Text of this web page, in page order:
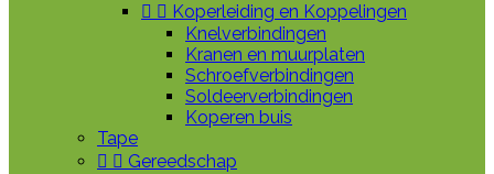
  Koperleiding en Koppelingen
Knelverbindingen
Kranen en muurplaten
Schroefverbindingen
Soldeerverbindingen
Koperen buis
Tape
  Gereedschap